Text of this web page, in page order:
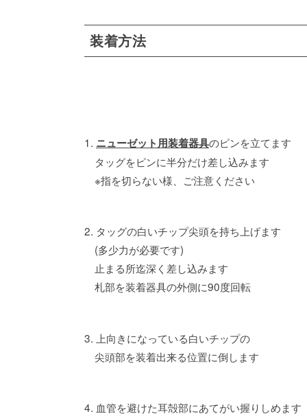
装着方法
1. ニューゼット用装着器具のピンを立てます
タッグをピンに半分だけ差し込みます
※指を切らない様、ご注意ください
2. タッグの白いチップ尖頭を持ち上げます
(多少力が必要です)
止まる所迄深く差し込みます
札部を装着器具の外側に90度回転
3. 上向きになっている白いチップの
尖頭部を装着出来る位置に倒します
4. 血管を避けた耳殻部にあてがい握りしめます